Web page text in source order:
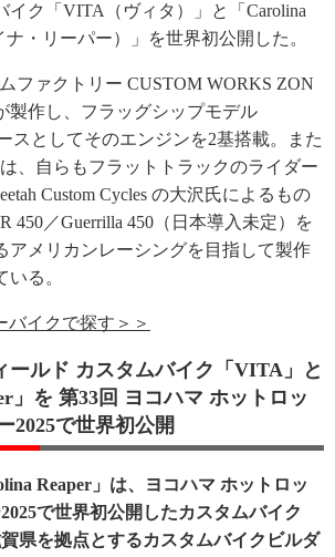
イク「VITA（ヴィタ）」と「Carolina
ナ・リーパー）」を世界初公開した。
ファクトリー CUSTOM WORKS ZON
製作し、フラッグシップモデル
スとしてそのエンジンを2基搭載。また
は、自らもフラットトラックのライダー
Custom Cycles の大沢氏によるもの
450／Guerrilla 450（日本導入未定）を
アメリカンレーシングを目指して製作
る。
バイクで探す＞＞
ールド カスタムバイク「VITA」と
」を 第33回 ヨコハマ ホットロッ
2025で世界初公開
Reaper」は、ヨコハマ ホットロッ
で世界初公開したカスタムバイク
県を拠点とするカスタムバイクビルダ